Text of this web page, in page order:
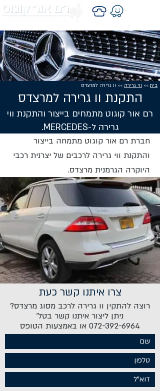
בית >> ווי גרירה >> וו גרירה למרצדס
התקנת וו גרירה למרצדס
רם אור קוגוט מתמחים בייצור והתקנת ווי
גרירה ל-MERCEDES.
חברת רם אור קוגוט מתמחה בייצור
והתקנת ווי גרירה לרכבים של יצרנית רכבי
היוקרה הגרמנית מרצדס.
צרו איתנו קשר כעת
רוצה להתקין וו גרירה לרכב מסוג מרצדס?
ניתן ליצור איתנו קשר בטל'
072-392-6964 או באמצעות הטופס